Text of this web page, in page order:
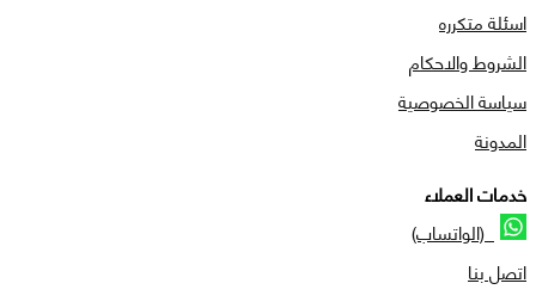
اسئلة متكرره
الشروط والاحكام
سياسة الخصوصية
المدونة
خدمات العملاء
(الواتساب)
اتصل بنا